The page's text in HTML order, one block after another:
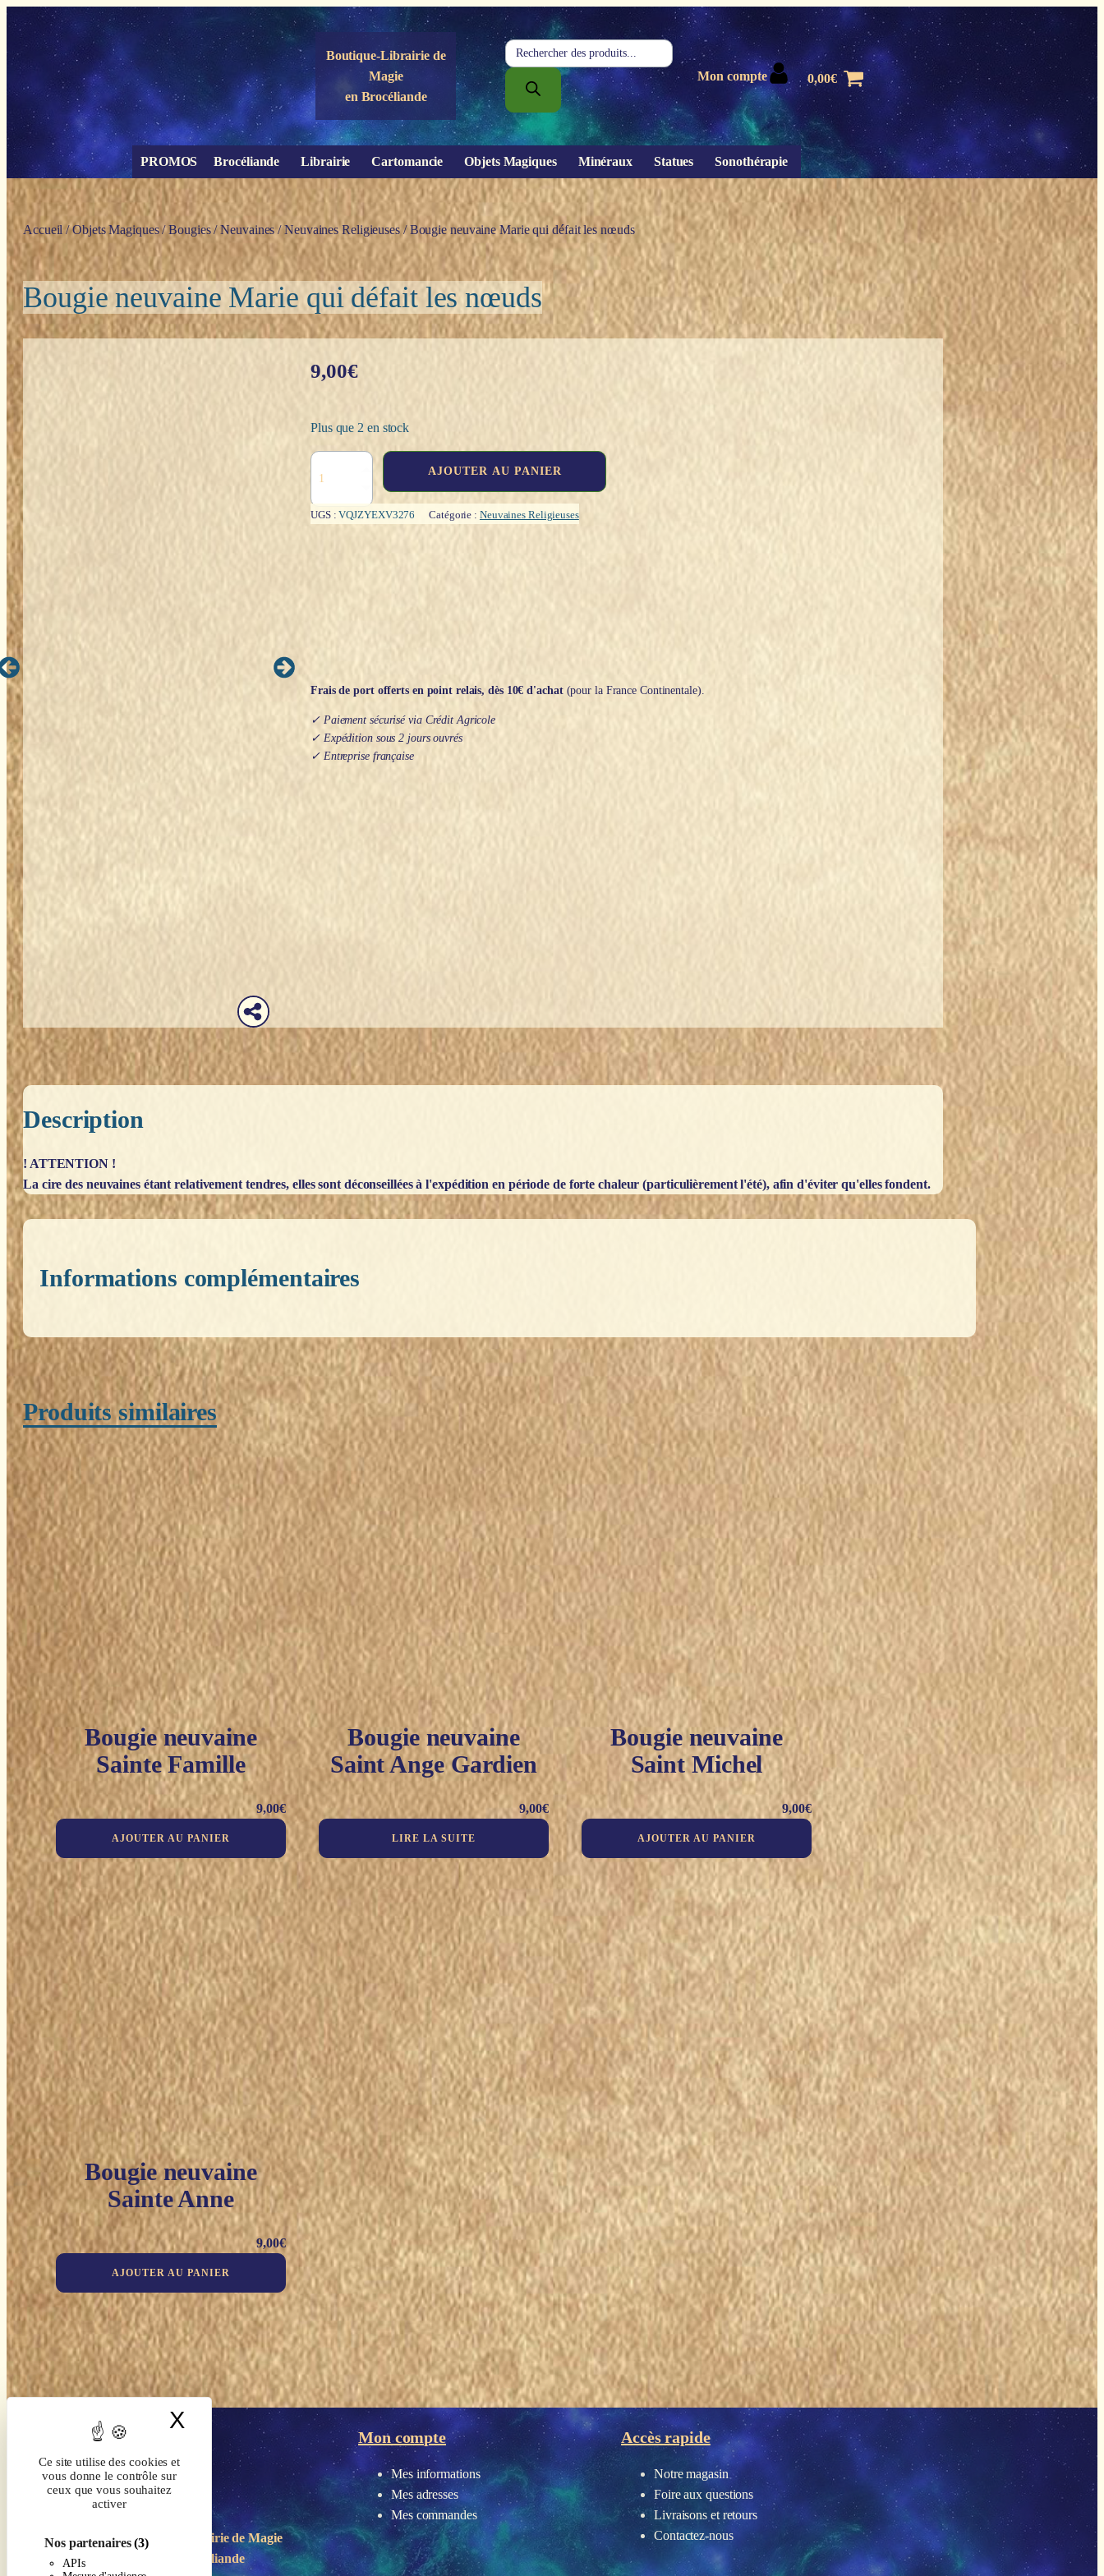
Panneau de gestion des cookies
Ce site utilise des cookies et
vous donne le contrôle sur
ceux que vous souhaitez
activer
Nos partenaires(3)
APIs
X Masquer le bandeau des cookies
Boutique-Librairie de
Magie
en Brocéliande
Recherche
de
produits
Mon compte 0,00€
PROMOS Brocéliande Librairie Cartomancie Objets Magiques Minéraux Statues Sonothérapie
Accueil /Objets Magiques/Bougies/Neuvaines/Neuvaines Religieuses/ Bougie neuvaine Marie qui défait les nœuds
Bougie neuvaine Marie qui défait les nœuds
9,00€
Plus que 2 en stock
neuvaine
Marie
AJOUTER AU PANIER
UGS :VQJZYEXV3276 Catégorie : Neuvaines Religieuses
Frais de port offerts en point relais, dès 10€ d'achat(pour la France Continentale).
✓ Paiement sécurisé via Crédit Agricole
✓ Expédition sous 2 jours ouvrés
✓ Entreprise française
Description
! ATTENTION !
La cire des neuvaines étant relativement tendres, elles sont déconseillées à l'expédition en période de forte chaleur (particulièrement l'été), afin d'éviter qu'elles fondent.
Informations complémentaires
Produits similaires
Bougie neuvaine
Sainte Famille
9,00€
AJOUTER AU PANIER
Bougie neuvaine
Saint Ange Gardien
9,00€
LIRE LA SUITE
Bougie neuvaine
Saint Michel
9,00€
AJOUTER AU PANIER
Bougie neuvaine
Sainte Anne
9,00€
AJOUTER AU PANIER
Boutique-Librairie deMagie
en Brocéliande
Mon compte
Mes informations
Mes adresses
Mes commandes
Accès rapide
Notre magasin
Foire aux questions
Livraisons et retours
Contactez-nous